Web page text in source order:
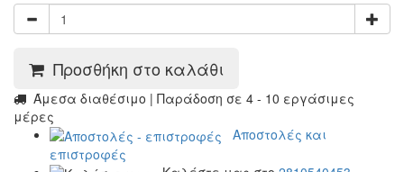
Προσθήκη στο καλάθι
Άμεσα διαθέσιμο | Παράδοση σε 4 - 10 εργάσιμες
μέρες
Αποστολές και
επιστροφές